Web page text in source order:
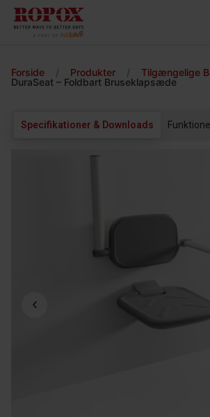
Forside / Produkter / Tilgængelige
DuraSeat – Foldbart Bruseklapsæde
Specifikationer & Downloads